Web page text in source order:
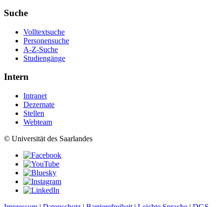
Suche
Volltextsuche
Personensuche
A-Z-Suche
Studiengänge
Intern
Intranet
Dezernate
Stellen
Webteam
© Universität des Saarlandes